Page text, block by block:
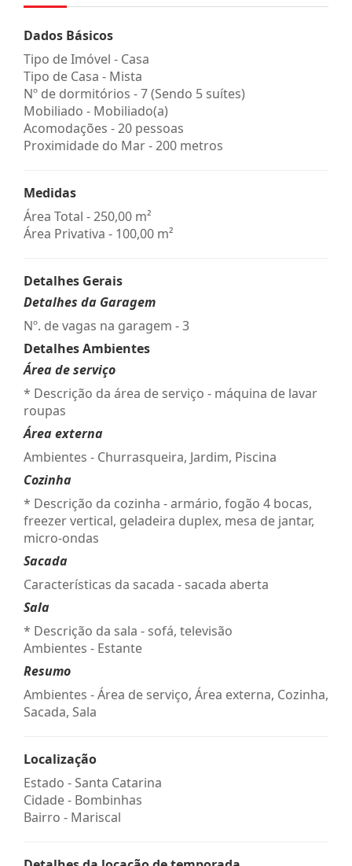
Dados Básicos
Tipo de Imóvel - Casa
Tipo de Casa - Mista
Nº de dormitórios - 7 (Sendo 5 suítes)
Mobiliado - Mobiliado(a)
Acomodações - 20 pessoas
Proximidade do Mar - 200 metros
Medidas
Área Total - 250,00 m²
Área Privativa - 100,00 m²
Detalhes Gerais
Detalhes da Garagem
Nº. de vagas na garagem - 3
Detalhes Ambientes
Área de serviço
* Descrição da área de serviço - máquina de lavar
roupas
Área externa
Ambientes - Churrasqueira, Jardim, Piscina
Cozinha
* Descrição da cozinha - armário, fogão 4 bocas,
freezer vertical, geladeira duplex, mesa de jantar,
micro-ondas
Sacada
Características da sacada - sacada aberta
Sala
* Descrição da sala - sofá, televisão
Ambientes - Estante
Resumo
Ambientes - Área de serviço, Área externa, Cozinha,
Sacada, Sala
Localização
Estado -Santa Catarina
Cidade - Bombinhas
Bairro - Mariscal